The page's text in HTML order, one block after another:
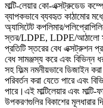
মাল্টি-লেয়ার কো-এক্সট্রুডেড
ব্যাপকভাবে ব্যবহৃত কাঠামোর
অ্যাসিটেট কপলিমার/
স্তর/LDPE, LDPE/
প্রতিটি স্তরের বেধ এক্সট্রুশন
বেধ সামঞ্জস্য করে এবং বিভিন্ন
সহ ফিল্ম নমনীয়ভাবে ডিজাইন
পরিবর্তন করা যেতে পারে এবং
পারে।এই মাল্টিলেয়ার এবং
উপকরণগুলির বিকাশের মূলধারার